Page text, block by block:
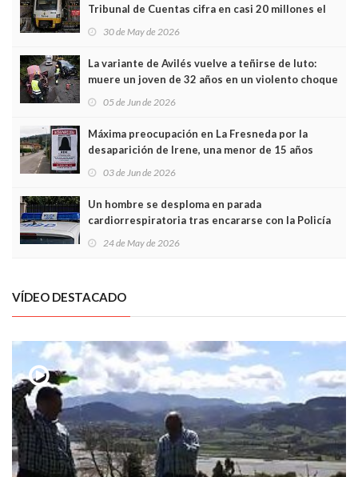
Tribunal de Cuentas cifra en casi 20 millones el
30 de May de 2026
La variante de Avilés vuelve a teñirse de luto:
muere un joven de 32 años en un violento choque
05 de Jun de 2026
Máxima preocupación en La Fresneda por la
desaparición de Irene, una menor de 15 años
03 de Jun de 2026
Un hombre se desploma en parada
cardiorrespiratoria tras encararse con la Policía
24 de May de 2026
VÍDEO DESTACADO